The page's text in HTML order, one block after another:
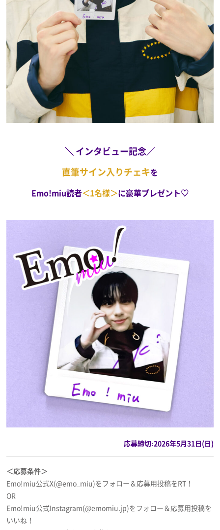
＼ インタビュー記念／
直筆サイン入りチェキを
Emo!miu読者＜1名様＞に豪華プレゼント♡
応募締切:2026年5月31日(日)
＜応募条件＞
Emo!miu公式X(@emo_miu)をフォロー＆応募用投稿をRT！
OR
Emo!miu公式Instagram(@emomiu.jp)をフォロー＆応募用投稿を
いいね！